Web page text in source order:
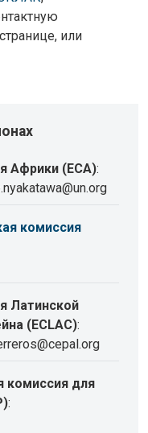
или
Африки (ECA):
комиссия
Латинской
(ECLAC):
комиссия для
: